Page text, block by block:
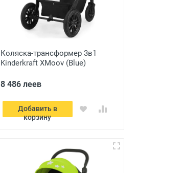
Коляска-трансформер 3в1
Kinderkraft XMoov (Blue)
8 486 леев
Добавить в
корзину